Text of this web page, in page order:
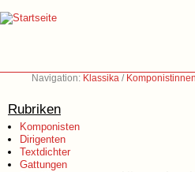
Navigation: Klassika /
Rubriken
Komponisten
Dirigenten
Textdichter
Gattungen